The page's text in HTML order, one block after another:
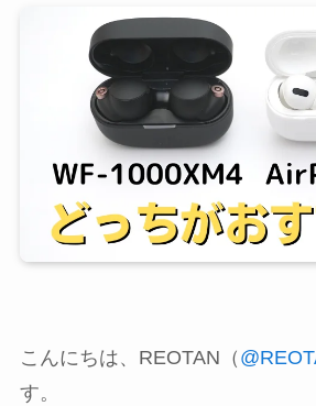
こんにちは、REOTAN（
す。